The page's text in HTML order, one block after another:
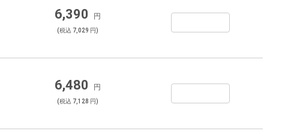
6,390 円
(税込 7,029 円)
6,480 円
(税込 7,128 円)